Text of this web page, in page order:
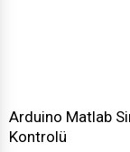
Arduino Matlab
Kontrolü